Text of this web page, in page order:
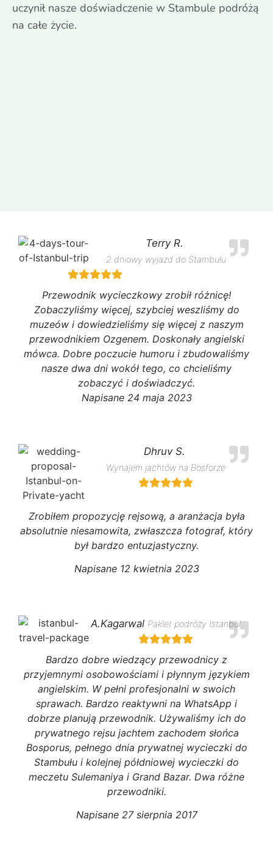
uczynił nasze doświadczenie w Stambule podróżą
na całe życie.
Terry R.
2 dniowy wyjazd do Stambułu
Przewodnik wycieczkowy zrobił różnicę!
Zobaczyliśmy więcej, szybciej weszliśmy do
muzeów i dowiedzieliśmy się więcej z naszym
przewodnikiem Ozgenem. Doskonały angielski
mówca. Dobre poczucie humoru i zbudowaliśmy
nasze dwa dni wokół tego, co chcieliśmy
zobaczyć i doświadczyć.
Napisane 24 maja 2023
Dhruv S.
Wynajem jachtów na Bosforze
Zrobiłem propozycję rejsową, a aranżacja była
absolutnie niesamowita, zwłaszcza fotograf, który
był bardzo entuzjastyczny.
Napisane 12 kwietnia 2023
A.Kagarwal Pakiet podróży Istanbul
Bardzo dobre wiedzący przewodnicy z
przyjemnymi osobowościami i płynnym językiem
angielskim. W pełni profesjonalni w swoich
sprawach. Bardzo reaktywni na WhatsApp i
dobrze planują przewodnik. Używaliśmy ich do
prywatnego rejsu jachtem zachodem słońca
Bosporus, pełnego dnia prywatnej wycieczki do
Stambułu i kolejnej półdniowej wycieczki do
meczetu Sulemaniya i Grand Bazar. Dwa różne
przewodniki.
Napisane 27 sierpnia 2017